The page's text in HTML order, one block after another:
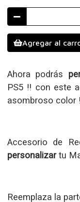
Agregar al
Ahora podrás
PS5 !! con este
asombroso color
Accesorio de
personalizartu
Reemplaza la